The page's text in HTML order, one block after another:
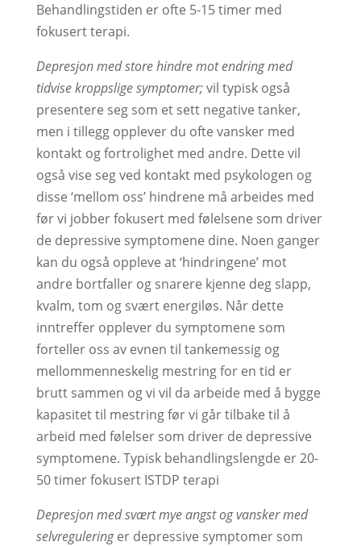
Behandlingstiden er ofte 5-15 timer med
fokusert terapi.
Depresjon med store hindre mot endring med
tidvise kroppslige symptomer;vil typisk også
presentere seg som et sett negative tanker,
men i tillegg opplever du ofte vansker med
kontakt og fortrolighet med andre. Dette vil
også vise seg ved kontakt med psykologen og
disse ‘mellom oss’ hindrene må arbeides med
før vi jobber fokusert med følelsene som driver
de depressive symptomene dine. Noen ganger
kan du også oppleve at ‘hindringene’ mot
andre bortfaller og snarere kjenne deg slapp,
kvalm, tom og svært energiløs. Når dette
inntreffer opplever du symptomene som
forteller oss av evnen til tankemessig og
mellommenneskelig mestring for en tid er
brutt sammen og vi vil da arbeide med å bygge
kapasitet til mestring før vi går tilbake til å
arbeid med følelser som driver de depressive
symptomene. Typisk behandlingslengde er 20-
50 timer fokusert ISTDP terapi
Depresjon med svært mye angst og vansker med
selvreguleringer depressive symptomer som